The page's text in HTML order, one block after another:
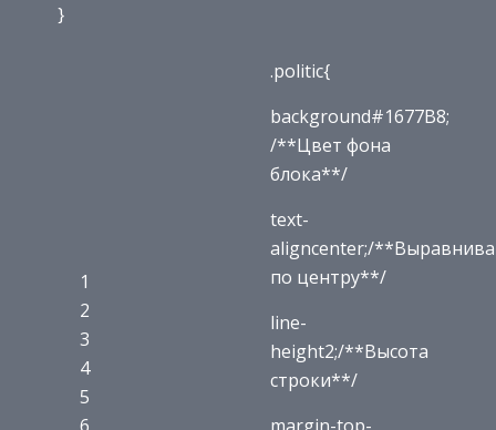
}
1
2
3
4
5
.politic{
background#1677B8;
/**Цвет фона
блока**/
text-
aligncenter;/
по центру**/
line-
height2;/**Высота
строки**/